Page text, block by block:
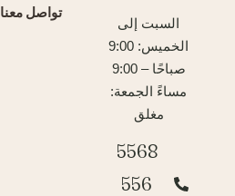
السبت إلى
الخميس: 9:00
صباحًا – 9:00
مساءً الجمعة:
مغلق
5568
556
تواصل معنا